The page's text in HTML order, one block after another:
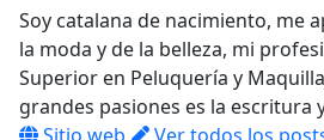
Soy catalana de nacimiento, me
la moda y de la belleza, mi
Superior en Peluquería y
grandes pasiones es la escritura